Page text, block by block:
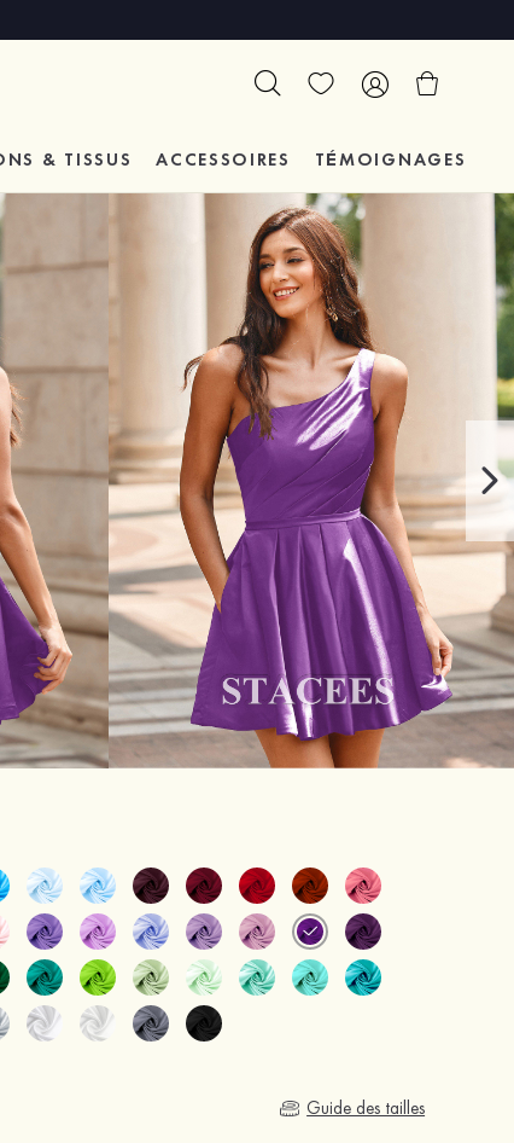
& TISSUS ACCESSOIRES TÉMOIGNAGES
Guide des tailles